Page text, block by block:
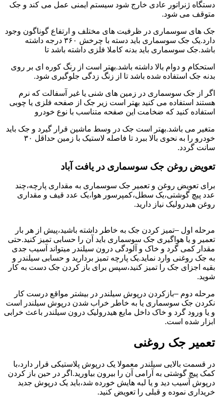
دستگاه ژنراتور عادی خارج شود سیستم ایمنی عمل می کند و جک
متوقف می شود.
جک های سوسماری در ظرفیت های مختلف و ارتفاع گوناگون وجود
دارد.یک جک سوسماری باید دسته با چرخش ۳۶۰ درجه داشته
باشد.جک سوسماری باید بدنه کاملا فلزی داشته باشد تا
استحکام و دوام بالا داشته باشد.بهتر است از رنگ کوره ای بر روی
بدنه جک استفاده شده باشد تا از زنگ زدگی جلوگیری شود.
اگر از جک سوسماری در زمین های شنی یا غیر آسفالت که نرم
هستند استفاده می کنید بهتر است زیر جک از صفحه فلزی یا چوبی
استفاده کنید که ضخامت این صفحه متناسب با نوع خودرو
متغیر می باشد.بهتر است جک در وسط ماشین قرار گیرد و جک باید
خودرو را به نحوی بالا ببرد تا فاصله لاستیک با زمین حداقل ۳۰
سانت گردد.
تعویض روغن جک سوسماری در یافت آباد
برای تعویض روغن و تعمیر جک سوسماری به مقداری پارچه،چند
عدد پیچ گوشتی،یک سطل،کمپرسور هوا،یک عدد قیف و مقداری
روغن هیدرولیک نیاز دارید.
مرحله اول –تمیز کردن جک به خاطر داشته باشید،پیش از هر بار
تعمیر و یا هواگیری جک سوسماری باید آن را حسابی تمیز کنید.حتی
مقدار کمی گرد و خاک و آلودگی درون سیلندر میتواند آسیب جدی
به جک روغنی وارد نماید.یک پارچه تمیز بردارید و حسابی سیلندر و
بقیه اجزای جک را تمیز کنید،سپس برای باز کردن جک دست به کار
شوید.
مرحله دوم –بازکردن درپوش سیلندر در بیشتر مواقع درست کار
نکردن جک سوسماری یا به خاطر خراب شدن درپوش سیلندر است
و یا ورود گرد و خاک داخل مایع هیدرولیک درون سیلندر باعث خرابی
ابزار شده است.
تعمیر جک روغنی
در قسمت بالایی سیلندر معمولا یک درپوش پلاستیکی قرار دارد،با
کمک پیچ گوشتی به آرامی آن را بیرون بیاورید.اگر در حین باز کردن
درپوش آسیب دید و یا لبه هایش خورده شد،باید یک درپوش جدید
خریداری نموده و قبلی را تعویض کنید.